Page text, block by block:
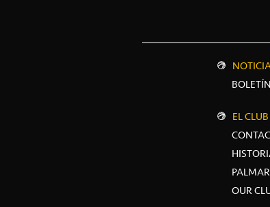
EL CLUB
OUR